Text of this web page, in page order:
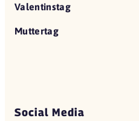
Valentinstag
Muttertag
Social Media